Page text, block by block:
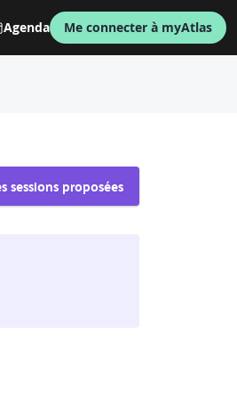
Agenda Me connecter à myAtlas
sessions proposées